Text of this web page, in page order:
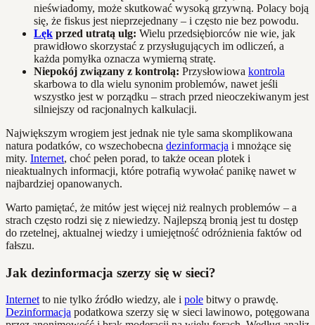
nieświadomy, może skutkować wysoką grzywną. Polacy boją
się, że fiskus jest nieprzejednany – i często nie bez powodu.
Lęk przed utratą ulg: Wielu przedsiębiorców nie wie, jak
prawidłowo skorzystać z przysługujących im odliczeń, a
każda pomyłka oznacza wymierną stratę.
Niepokój związany z kontrolą: Przysłowiowa kontrola
skarbowa to dla wielu synonim problemów, nawet jeśli
wszystko jest w porządku – strach przed nieoczekiwanym jest
silniejszy od racjonalnych kalkulacji.
Największym wrogiem jest jednak nie tyle sama skomplikowana
natura podatków, co wszechobecna dezinformacja i mnożące się
mity. Internet, choć pełen porad, to także ocean plotek i
nieaktualnych informacji, które potrafią wywołać panikę nawet w
najbardziej opanowanych.
Warto pamiętać, że mitów jest więcej niż realnych problemów – a
strach często rodzi się z niewiedzy. Najlepszą bronią jest tu dostęp
do rzetelnej, aktualnej wiedzy i umiejętność odróżnienia faktów od
fałszu.
Jak dezinformacja szerzy się w sieci?
Internet to nie tylko źródło wiedzy, ale i pole bitwy o prawdę.
Dezinformacja podatkowa szerzy się w sieci lawinowo, potęgowana